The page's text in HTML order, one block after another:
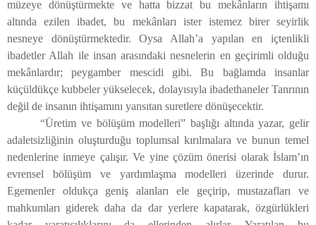
müzeye dönüştürmekte ve hatta bizzat bu mekânların ihtişamı
altında ezilen ibadet, bu mekânları ister istemez birer seyirlik
nesneye dönüştürmektedir. Oysa Allah’a yapılan en içtenlikli
ibadetler Allah ile insan arasındaki nesnelerin en geçirimli olduğu
mekânlardır; peygamber mescidi gibi. Bu bağlamda insanlar
küçüldükçe kubbeler yükselecek, dolayısıyla ibadethaneler Tanrının
değil de insanın ihtişamını yansıtan suretlere dönüşecektir.
“Üretim ve bölüşüm modelleri” başlığı altında yazar, gelir
adaletsizliğinin oluşturduğu toplumsal kırılmalara ve bunun temel
nedenlerine inmeye çalışır. Ve yine çözüm önerisi olarak İslam’ın
evrensel bölüşüm ve yardımlaşma modelleri üzerinde durur.
Egemenler oldukça geniş alanları ele geçirip, mustazafları ve
mahkumları giderek daha da dar yerlere kapatarak, özgürlükleri